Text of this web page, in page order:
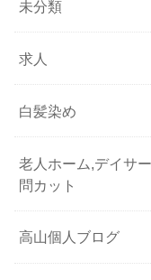
未分類
求人
白髪染め
老人ホーム,デイサ
問カット
高山個人ブログ